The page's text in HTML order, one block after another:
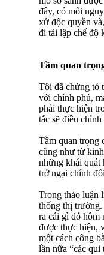
đây, có mối
xử độc quyền
đi tái lập chế độ
Tầm quan
Tôi đã chứng tỏ
với chính phủ,
phải thực hiện
tắc sẽ điều
Tầm quan trọng
cũng như từ
những khái quát
trở ngại chính
Trong thảo luận
thống thị
ra cái gì đó hôm
được thực hiện,
một cách công
lần nữa “các qui